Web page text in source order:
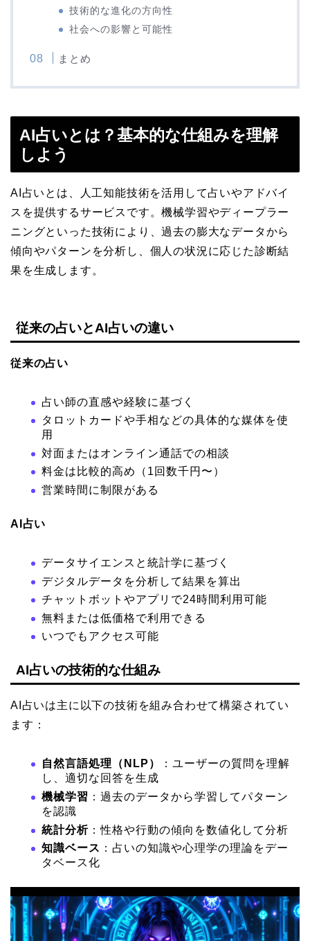
技術的な進化の方向性
社会への影響と可能性
まとめ
AI占いとは？基本的な仕組みを理解
しよう
AI占いとは、人工知能技術を活用して占いやアドバイ
スを提供するサービスです。機械学習やディープラー
ニングといった技術により、過去の膨大なデータから
傾向やパターンを分析し、個人の状況に応じた診断結
果を生成します。
従来の占いとAI占いの違い
従来の占い
占い師の直感や経験に基づく
タロットカードや手相などの具体的な媒体を使
用
対面またはオンライン通話での相談
料金は比較的高め（1回数千円〜）
営業時間に制限がある
AI占い
データサイエンスと統計学に基づく
デジタルデータを分析して結果を算出
チャットボットやアプリで24時間利用可能
無料または低価格で利用できる
いつでもアクセス可能
AI占いの技術的な仕組み
AI占いは主に以下の技術を組み合わせて構築されてい
ます：
自然言語処理（NLP）
：ユーザーの質問を理解
し、適切な回答を生成
機械学習 ：過去のデータから学習してパターン
を認識
統計分析 ：性格や行動の傾向を数値化して分析
知識ベース ：占いの知識や心理学の理論をデー
タベース化